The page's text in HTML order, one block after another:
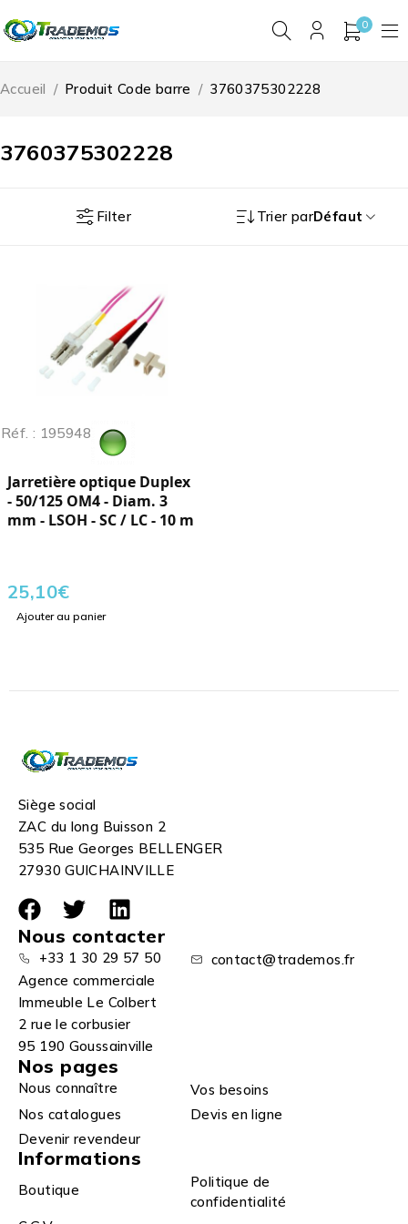
0
3760375302228
Accueil / Produit Code barre / 3760375302228
Filter Trier parDéfaut
Réf. : 195948
Jarretière optique Duplex
- 50/125 OM4 - Diam. 3
mm - LSOH - SC / LC - 10 m
25,10€
Ajouter au panier
Siège social
ZAC du long Buisson 2
535 Rue Georges BELLENGER
27930 GUICHAINVILLE
Nous contacter
+33 1 30 29 57 50
contact@trademos.fr
Agence commerciale
Immeuble Le Colbert
2 rue le corbusier
95 190 Goussainville
Nos pages
Nous connaître
Vos besoins
Nos catalogues
Devis en ligne
Devenir revendeur
Informations
Boutique
Politique de
confidentialité